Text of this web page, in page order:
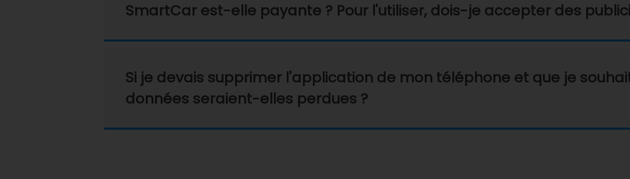
SmartCar est-elle payante ? Pour l'utiliser, dois-je accepter des
Si je devais supprimer l'application de mon téléphone et que je
données seraient-elles perdues ?